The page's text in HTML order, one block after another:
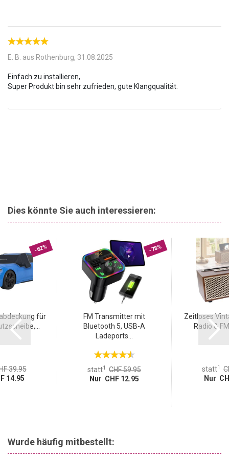
E. B. aus Rothenburg, 31.08.2025
Einfach zu installieren,
Dies könnte Sie auch interessieren:
-62%
für
39.95
14.95
-78%
FM Transmitter mit
Bluetooth 5, USB-A
Ladeports...
statt1
CHF 59.95
Nur CHF 12.95
Zeitloses
Radio &
statt1
Nur
Wurde häufig mitbestellt: